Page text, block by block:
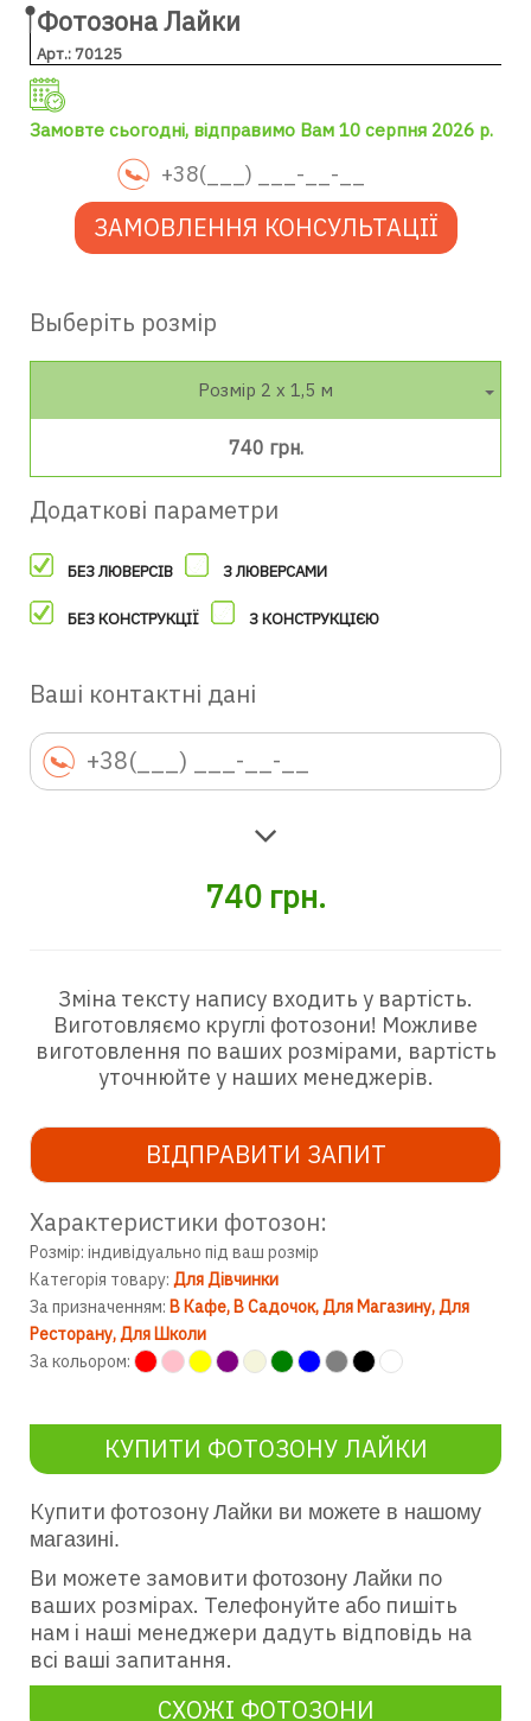
Фотозона Лайки
Арт.: 70125
Замовте сьогодні, відправимо Вам 10 серпня 2026 р.
ЗАМОВЛЕННЯ КОНСУЛЬТАЦІЇ
Выберіть розмір
Розмір 2 х 1,5 м
740 грн.
Додаткові параметри
БЕЗ ЛЮВЕРСІВ З ЛЮВЕРСАМИ
БЕЗ КОНСТРУКЦІЇ З КОНСТРУКЦІЄЮ
Ваші контактні дані
740 грн.
Зміна тексту напису входить у вартість.
Виготовляємо круглі фотозони! Можливе
виготовлення по ваших розмірами, вартість
уточнюйте у наших менеджерів.
ВІДПРАВИТИ ЗАПИТ
Характеристики фотозон:
Розмір: індивідуально під ваш розмір
Категорія товару: Для Дівчинки
За призначенням: В Кафе В Садочок Для Магазину Для
Ресторану Для Школи
За кольором:
КУПИТИ ФОТОЗОНУ ЛАЙКИ
Купити фотозону Лайки ви можете в нашому
магазині.
Ви можете замовити фотозону Лайки по
ваших розмірах. Телефонуйте або пишіть
нам і наші менеджери дадуть відповідь на
всі ваші запитання.
СХОЖІ ФОТОЗОНИ